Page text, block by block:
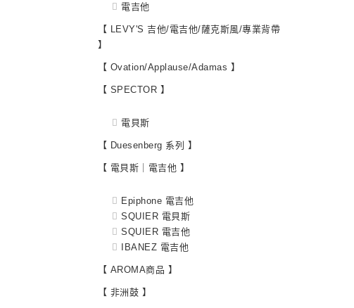
電吉他
【 LEVY'S 吉他/電吉他/薩克斯風/專業背帶
】
【 Ovation/Applause/Adamas 】
【 SPECTOR 】
電貝斯
【 Duesenberg 系列 】
【 電貝斯｜電吉他 】
Epiphone 電吉他
SQUIER 電貝斯
SQUIER 電吉他
IBANEZ 電吉他
【 AROMA商品 】
【 非洲鼓 】